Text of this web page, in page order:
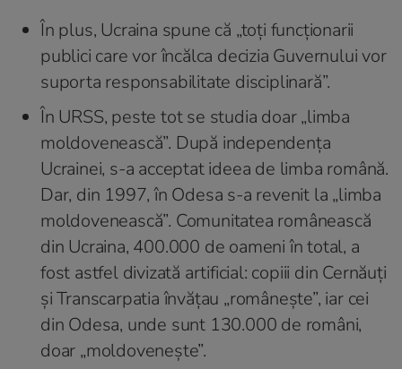
În plus, Ucraina spune că „toți funcționarii
publici care vor încălca decizia Guvernului vor
suporta responsabilitate disciplinară”.
În URSS, peste tot se studia doar „limba
moldovenească”. După independența
Ucrainei, s-a acceptat ideea de limba română.
Dar, din 1997, în Odesa s-a revenit la „limba
moldovenească”. Comunitatea românească
din Ucraina, 400.000 de oameni în total, a
fost astfel divizată artificial: copiii din Cernăuți
și Transcarpatia învățau „românește”, iar cei
din Odesa, unde sunt 130.000 de români,
doar „moldovenește”.